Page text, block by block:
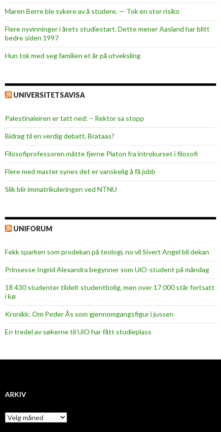
Maren Berre ble sykere av å studere. — Tok en stor risiko
Flere nyvinninger i årets studiestart. Dette mener Aasland har blitt
bedre siden 1997
Hun tok med seg familien et år på utveksling
UNIVERSITETSAVISA
Palestinaleiren er tatt ned: – Rektor sa stopp
Bidrag til en verdig debatt, Brataas?
Filosofiprofessoren måtte fjerne Platon fra introkurset i filosofi
Flere med master synes det er vanskelig å få jobb
Slik blir immatrikuleringen ved NTNU
UNIFORUM
Fekk sparken som prodekan på teologi, no vil Sivert Angel bli dekan
Prinsesse Ingrid Alexandra begynner som UiO-student på måndag
18 430 studenter tildelt studentbolig, men over 17 000 står fortsatt
i kø
Kronikk: Om Peder Ås som gjennomgangsfigur i jussen
En tredel av søkerne til UiO har fått studieplass
ARKIV
A
r